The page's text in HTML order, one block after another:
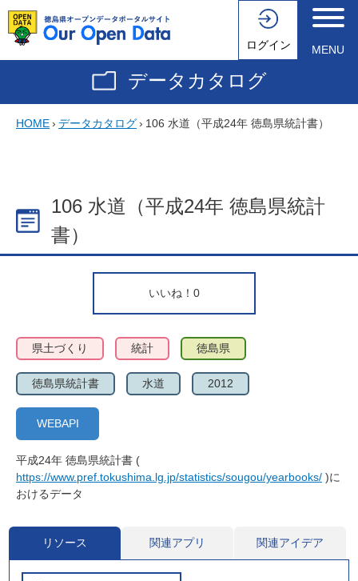
ログイン MENU
データカタログ
HOME› データカタログ› 106 水道（平成24年 徳島県統計書）
106 水道（平成24年 徳島県統計
書）
いいね！ 0
県土づくり 統計 徳島県
徳島県統計書 水道 2012
WEBAPI
平成24年 徳島県統計書 (
https://www.pref.tokushima.lg.jp/statistics/sougou/yearbooks/ )に
おけるデータ
リソース 関連アプリ 関連アイデア